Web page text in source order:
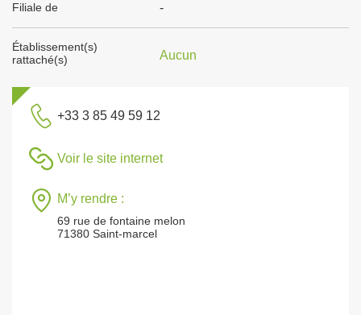
Filiale de -
Établissement(s)
rattaché(s)
Aucun
+33 3 85 49 59 12
Voir le site internet
M’y rendre :
69 rue de fontaine melon
71380 Saint-marcel